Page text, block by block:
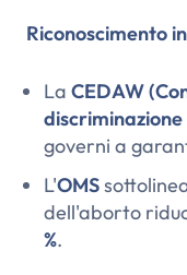
Riconoscimento
La CEDAW
governi a
L'OMS
dell'aborto
%.